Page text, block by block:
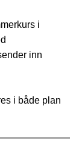
i
inn
i både plan